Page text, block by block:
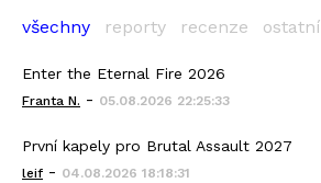
všechny reporty recenze ostatní
Enter the Eternal Fire 2026
Franta N. - 05.08.2026 22:25:33
První kapely pro Brutal Assault 2027
leif - 04.08.2026 18:18:31